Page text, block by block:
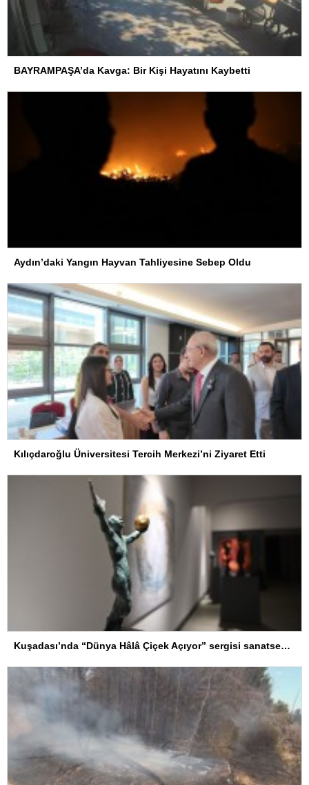
BAYRAMPAŞA’da Kavga: Bir Kişi Hayatını Kaybetti
Aydın’daki Yangın Hayvan Tahliyesine Sebep Oldu
Kılıçdaroğlu Üniversitesi Tercih Merkezi’ni Ziyaret Etti
Kuşadası’nda “Dünya Hâlâ Çiçek Açıyor” sergisi sanatseverlerle buluşuyor